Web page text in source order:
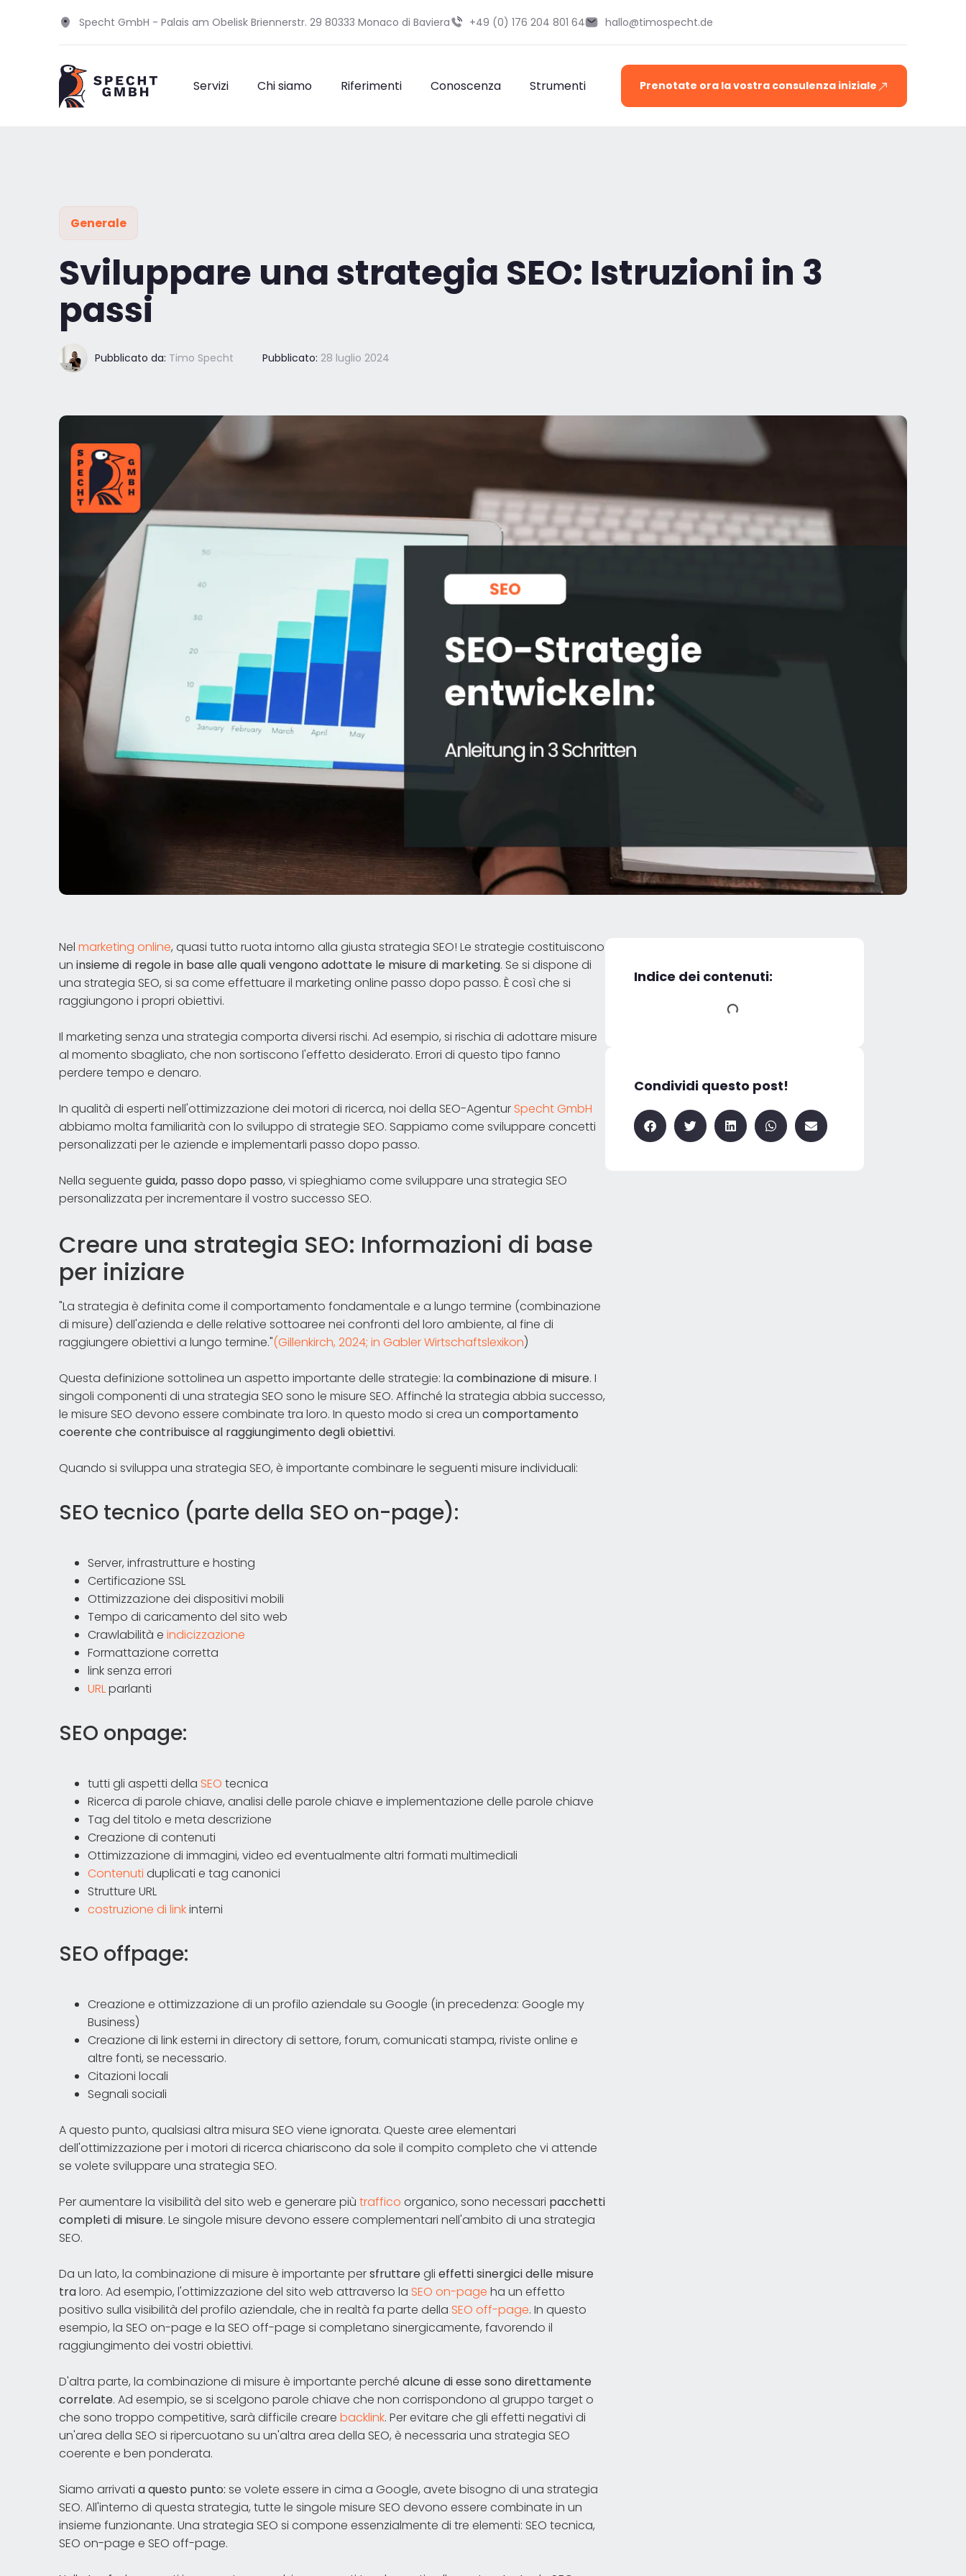
Specht GmbH - Palais am Obelisk Briennerstr. 29 80333 Monaco di Baviera +49 (0) 176 204 801 64 hallo@timospecht.de
Servizi Chi siamo Riferimenti Conoscenza Strumenti Prenotate ora la vostra consulenza iniziale
Generale
Sviluppare una strategia SEO: Istruzioni in 3
passi
Pubblicato da: Timo Specht Pubblicato: 28 luglio 2024
Nel marketing online, quasi tutto ruota intorno alla giusta strategia SEO! Le strategie costituiscono
un insieme di regole in base alle quali vengono adottate le misure di marketing. Se si dispone di
una strategia SEO, si sa come effettuare il marketing online passo dopo passo. È così che si
raggiungono i propri obiettivi.
Il marketing senza una strategia comporta diversi rischi. Ad esempio, si rischia di adottare misure
al momento sbagliato, che non sortiscono l'effetto desiderato. Errori di questo tipo fanno
perdere tempo e denaro.
In qualità di esperti nell'ottimizzazione dei motori di ricerca, noi della SEO-Agentur Specht GmbH
abbiamo molta familiarità con lo sviluppo di strategie SEO. Sappiamo come sviluppare concetti
personalizzati per le aziende e implementarli passo dopo passo.
Nella seguente guida, passo dopo passo, vi spieghiamo come sviluppare una strategia SEO
personalizzata per incrementare il vostro successo SEO.
Creare una strategia SEO: Informazioni di base
per iniziare
"La strategia è definita come il comportamento fondamentale e a lungo termine (combinazione
di misure) dell'azienda e delle relative sottoaree nei confronti del loro ambiente, al fine di
raggiungere obiettivi a lungo termine."(Gillenkirch, 2024; in Gabler Wirtschaftslexikon)
Questa definizione sottolinea un aspetto importante delle strategie: la combinazione di misure. I
singoli componenti di una strategia SEO sono le misure SEO. Affinché la strategia abbia successo,
le misure SEO devono essere combinate tra loro. In questo modo si crea un comportamento
coerente che contribuisce al raggiungimento degli obiettivi.
Quando si sviluppa una strategia SEO, è importante combinare le seguenti misure individuali:
SEO tecnico (parte della SEO on-page):
Server, infrastrutture e hosting
Certificazione SSL
Ottimizzazione dei dispositivi mobili
Tempo di caricamento del sito web
Crawlabilità e indicizzazione
Formattazione corretta
link senza errori
URLparlanti
SEO onpage:
tutti gli aspetti della SEO tecnica
Ricerca di parole chiave, analisi delle parole chiave e implementazione delle parole chiave
Tag del titolo e meta descrizione
Creazione di contenuti
Ottimizzazione di immagini, video ed eventualmente altri formati multimediali
Contenuti duplicati e tag canonici
Strutture URL
costruzione di linkinterni
SEO offpage:
Creazione e ottimizzazione di un profilo aziendale su Google (in precedenza: Google my
Business)
Creazione di link esterni in directory di settore, forum, comunicati stampa, riviste online e
altre fonti, se necessario.
Citazioni locali
Segnali sociali
A questo punto, qualsiasi altra misura SEO viene ignorata. Queste aree elementari
dell'ottimizzazione per i motori di ricerca chiariscono da sole il compito completo che vi attende
se volete sviluppare una strategia SEO.
Per aumentare la visibilità del sito web e generare più traffico organico, sono necessari pacchetti
completi di misure. Le singole misure devono essere complementari nell'ambito di una strategia
SEO.
Da un lato, la combinazione di misure è importante persfruttaregli effetti sinergici delle misure
traloro. Ad esempio, l'ottimizzazione del sito web attraverso la SEO on-page ha un effetto
positivo sulla visibilità del profilo aziendale, che in realtà fa parte della SEO off-page. In questo
esempio, la SEO on-page e la SEO off-page si completano sinergicamente, favorendo il
raggiungimento dei vostri obiettivi.
D'altra parte, la combinazione di misure è importante perché alcune di esse sono direttamente
correlate. Ad esempio, se si scelgono parole chiave che non corrispondono al gruppo target o
che sono troppo competitive, sarà difficile creare backlink. Per evitare che gli effetti negativi di
un'area della SEO si ripercuotano su un'altra area della SEO, è necessaria una strategia SEO
coerente e ben ponderata.
Siamo arrivati a questo punto: se volete essere in cima a Google, avete bisogno di una strategia
SEO. All'interno di questa strategia, tutte le singole misure SEO devono essere combinate in un
insieme funzionante. Una strategia SEO si compone essenzialmente di tre elementi: SEO tecnica,
SEO on-page e SEO off-page.
Indice dei contenuti:
Condividi questo post!